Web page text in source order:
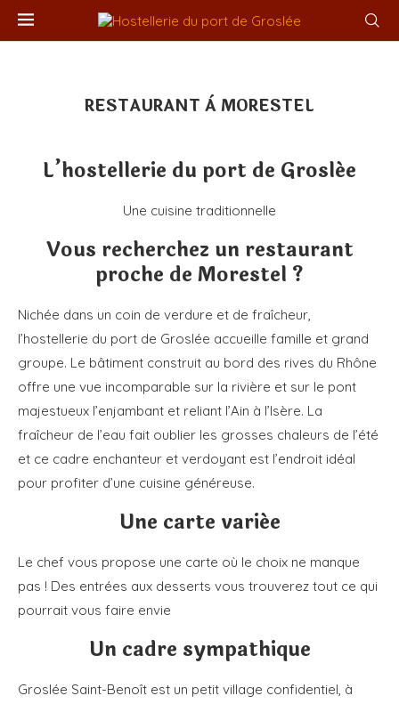
RESTAURANT À MORESTEL
L’hostellerie du port de Groslée
Une cuisine traditionnelle
Vous recherchez un restaurant
proche de Morestel ?
Nichée dans un coin de verdure et de fraîcheur,
l’hostellerie du port de Groslée accueille famille et grand
groupe. Le bâtiment construit au bord des rives du Rhône
offre une vue incomparable sur la rivière et sur le pont
majestueux l’enjambant et reliant l’Ain à l’Isère. La
fraîcheur de l’eau fait oublier les grosses chaleurs de l’été
et ce cadre enchanteur et verdoyant est l’endroit idéal
pour profiter d’une cuisine généreuse.
Une carte variée
Le chef vous propose une carte où le choix ne manque
pas ! Des entrées aux desserts vous trouverez tout ce qui
pourrait vous faire envie
Un cadre sympathique
Groslée Saint-Benoît est un petit village confidentiel, à